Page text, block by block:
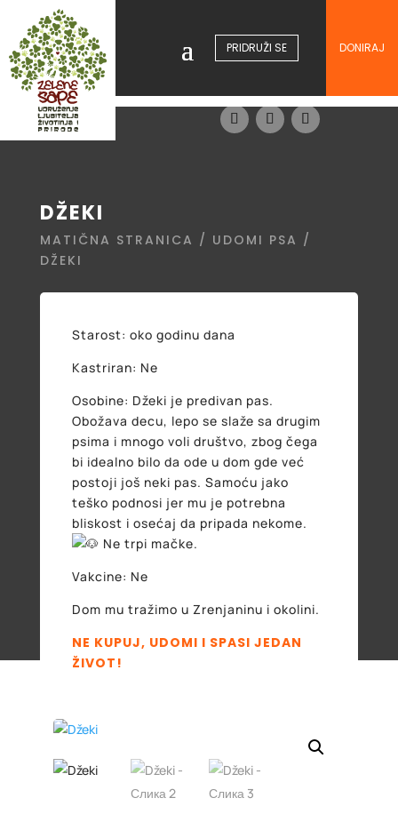
PRIDRUŽI SE DONIRAJ
DŽEKI
MATIČNA STRANICA / UDOMI PSA /
DŽEKI
Starost: oko godinu dana
Kastriran: Ne
Osobine: Džeki je predivan pas.
Obožava decu, lepo se slaže sa drugim
psima i mnogo voli društvo, zbog čega
bi idealno bilo da ode u dom gde već
postoji još neki pas. Samoću jako
teško podnosi jer mu je potrebna
bliskost i osećaj da pripada nekome.
Ne trpi mačke.
Vakcine: Ne
Dom mu tražimo u Zrenjaninu i okolini.
NE KUPUJ, UDOMI I SPASI JEDAN
ŽIVOT!